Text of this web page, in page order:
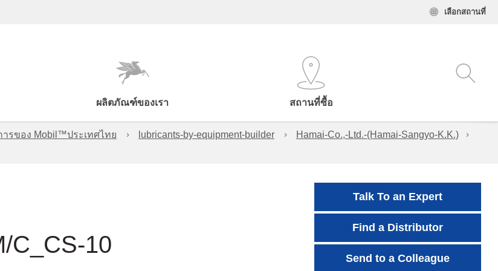
เลือกสถานที่
ผลิตภัณฑ์ของเรา สถานที่ซื้อ
รของ Mobil™ประเทศไทย lubricants-by-equipment-builder
Hamai-Co.,-Ltd.-(Hamai-Sangyo-K.K.)
C_CS-10
Talk To an Expert
Find a Distributor
Send to a Colleague